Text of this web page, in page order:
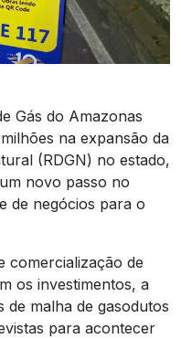
Gás do Amazonas
na expansão da
(RDGN) no estado,
novo passo no
de negócios para o
comercialização de
os investimentos, a
malha de gasodutos
para acontecer